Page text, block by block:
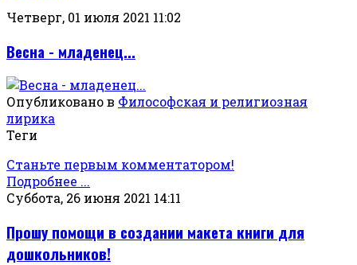
Четверг, 01 июля 2021 11:02
Весна - младенец...
Опубликовано в Философская и религиозная
лирика
Теги
Станьте первым комментатором!
Подробнее ...
Суббота, 26 июня 2021 14:11
Прошу помощи в создании макета книги для
дошкольников!